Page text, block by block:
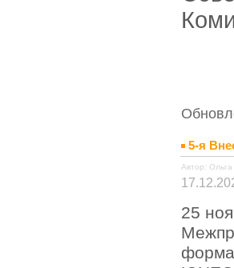
5-я
Автор: Ольга
25